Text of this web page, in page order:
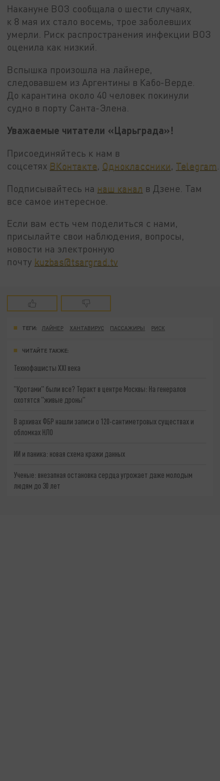
Накануне ВОЗ сообщала о шести случаях,
к 8 мая их стало восемь, трое заболевших
умерли. Риск распространения инфекции ВОЗ
оценила как низкий.
Вспышка произошла на лайнере,
следовавшем из Аргентины в Кабо-Верде.
До карантина около 40 человек покинули
судно в порту Санта-Элена.
Уважаемые читатели «Царьграда»!
Присоединяйтесь к нам в
соцсетях ВКонтакте, Одноклассники, Telegram
Подписывайтесь на наш канал в Дзене. Там
все самое интересное.
Если вам есть чем поделиться с нами,
присылайте свои наблюдения, вопросы,
новости на электронную
почту kuzbas@tsargrad.tv
ТЕГИ: ЛАЙНЕР ХАНТАВИРУС ПАССАЖИРЫ РИСК
ЧИТАЙТЕ ТАКЖЕ:
Технофашисты XXI века
"Кротами" были все? Теракт в центре Москвы: На генералов
охотятся "живые дроны"
В архивах ФБР нашли записи о 120-сантиметровых существах и
обломках НЛО
ИИ и паника: новая схема кражи данных
Ученые: внезапная остановка сердца угрожает даже молодым
людям до 30 лет